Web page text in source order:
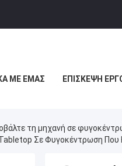
ΜΕ ΕΜΆΣ ΕΠΙΣΚΕΨΉ
τη μηχανή σε
Σε Φυγοκέντρωση